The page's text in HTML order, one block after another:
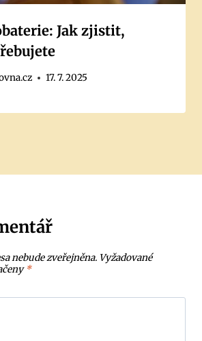
Jak zjistit,
17. 7. 2025
nebude zveřejněna. Vyžadované
*